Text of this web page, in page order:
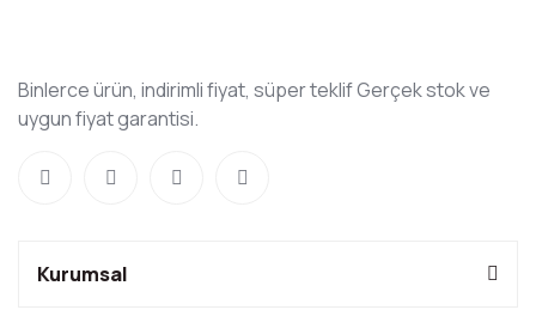
Binlerce ürün, indirimli fiyat, süper teklif Gerçek stok ve
uygun fiyat garantisi.
Kurumsal